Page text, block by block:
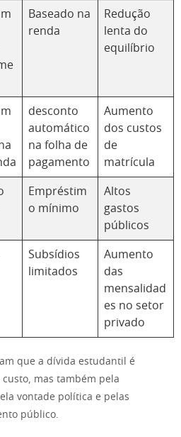
Baseado na
renda
Redução
lenta do
equilíbrio
desconto
automático
na folha de
pagamento
Aumento
dos custos
de
matrícula
Empréstim
o mínimo
Altos
gastos
públicos
Subsídios
limitados
Aumento
das
mensalidad
es no setor
privado
que a dívida estudantil é
mas também pela
vontade política e pelas
público.